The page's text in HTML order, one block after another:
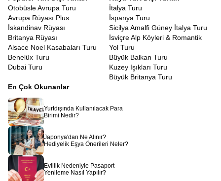
Otobüsle Avrupa Turu
Avrupa Rüyası Plus
İskandinav Rüyası
Britanya Rüyası
Alsace Noel Kasabaları Turu
Benelüx Turu
Dubai Turu
İtalya Turu
İspanya Turu
Sicilya Amalfi Güney İtalya Turu
İsviçre Alp Köyleri & Romantik
Yol Turu
Büyük Balkan Turu
Kuzey Işıkları Turu
Büyük Britanya Turu
En Çok Okunanlar
Yurtdışında Kullanılacak Para
Birimi Nedir?
Japonya'dan Ne Alınır?
Hediyelik Eşya Önerileri Neler?
Evlilik Nedeniyle Pasaport
Yenileme Nasıl Yapılır?